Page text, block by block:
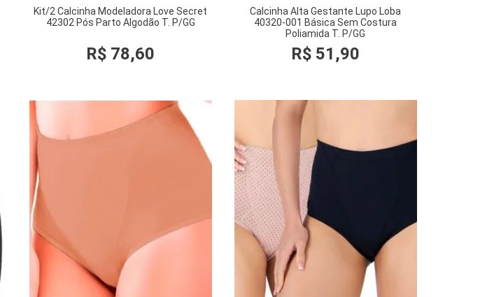
Kit/2 Calcinha Modeladora Love Secret
42302 Pós Parto Algodão T. P/GG
R$ 78,60
Calcinha Alta Gestante Lupo Loba
40320-001 Básica Sem Costura
Poliamida T. P/GG
R$ 51 ,90
COMPRAR COMPRAR